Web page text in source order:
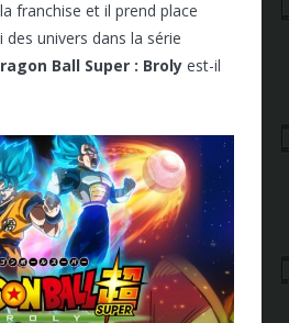
franchise et il prend place
univers dans la série
Ball Super : Broly est-il